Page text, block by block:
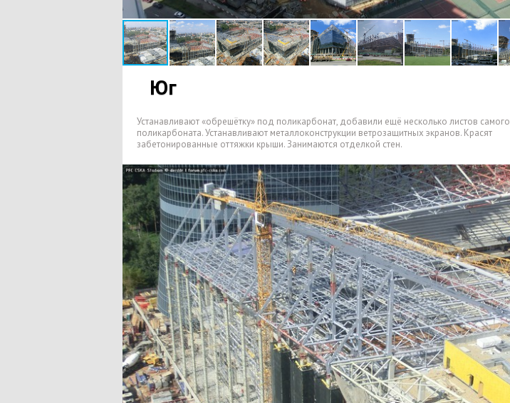
Юг
Устанавливают«обрешётку» под поликарбонат, добавили ещё несколько листов самого
поликарбоната. Устанавливают металлоконструкции ветрозащитных экранов. Красят
забетонированные оттяжки крыши. Занимаются отделкой стен.